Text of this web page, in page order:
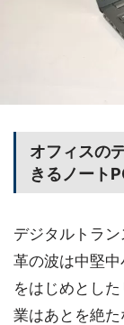
オフィスの
きるノート
デジタルトラ
革の波は中堅
をはじめとし
業はあとを絶